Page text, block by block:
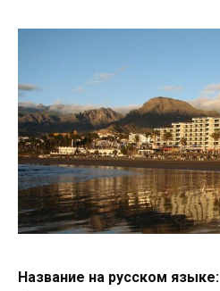
Название на русском языке: